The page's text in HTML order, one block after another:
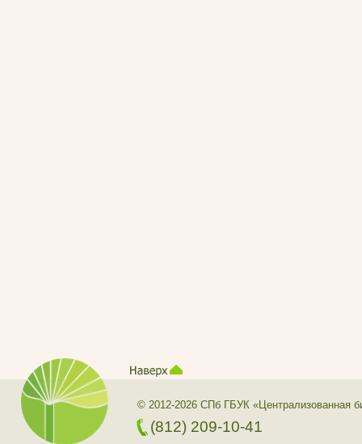
© 2012-2026 СПб ГБУК «Централизованная
(812) 209-10-41